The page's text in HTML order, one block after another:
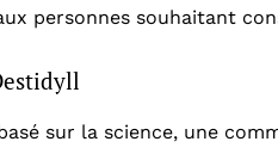
personnes souhaitant
sur la science, une